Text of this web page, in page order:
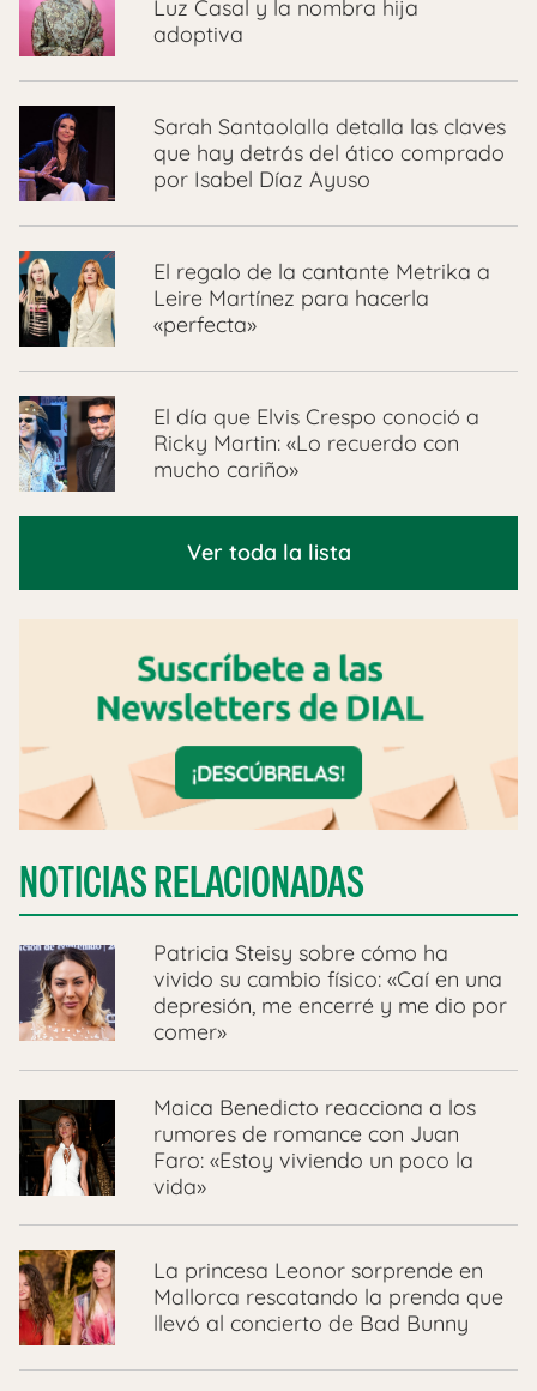
Luz Casal y la nombra hija
adoptiva
Sarah Santaolalla detalla las claves
que hay detrás del ático comprado
por Isabel Díaz Ayuso
El regalo de la cantante Metrika a
Leire Martínez para hacerla
«perfecta»
El día que Elvis Crespo conoció a
Ricky Martin: «Lo recuerdo con
mucho cariño»
Ver toda la lista
NOTICIAS RELACIONADAS
Patricia Steisy sobre cómo ha
vivido su cambio físico: «Caí en una
depresión, me encerré y me dio por
comer»
Maica Benedicto reacciona a los
rumores de romance con Juan
Faro: «Estoy viviendo un poco la
vida»
La princesa Leonor sorprende en
Mallorca rescatando la prenda que
llevó al concierto de Bad Bunny